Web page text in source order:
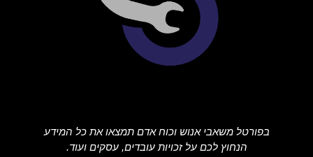
בפורטל משאבי אנוש וכוח אדם תמצאו את כל המידע
הנחוץ לכם על זכויות עובדים, עסקים ועוד.